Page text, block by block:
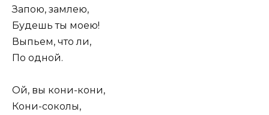
Запою, замлею,
Будешь ты моею!
Выпьем, что ли,
По одной.
Ой, вы кони-кони,
Кони-соколы,